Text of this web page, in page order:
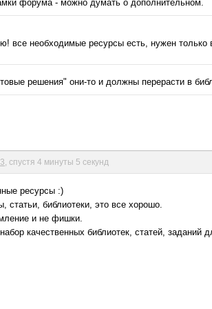
форума - можно думать о дополнительном.
все необходимые ресурсы есть, нужен только
решения" они-то и должны перерасти в
, спустя 4 минуты 5 секунд
ресурсы :)
статьи, библиотеки, это все хорошо.
и не фишки.
качественных библиотек, статей,